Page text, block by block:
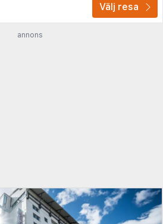
Välj resa
annons